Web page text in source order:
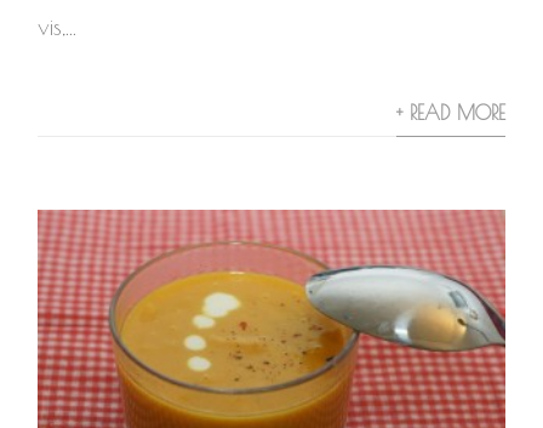
vis,...
+ READ MORE